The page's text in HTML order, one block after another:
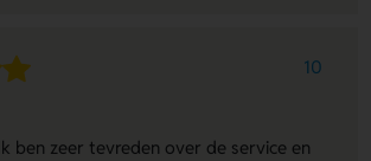
10
ben zeer tevreden over de service en